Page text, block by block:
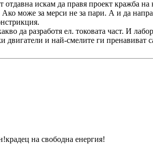
отдавна искам да правя проект кражба
Ако може за мерси не за пари. А и да
да разработя ел. токовата част. И
двигатели и най-смелите ги
на свободна енергия!